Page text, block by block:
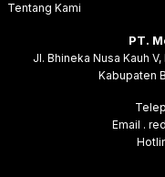
Tentang Kami
PT.
Jl. Bhineka Nusa Kauh
Kabupaten
Email .